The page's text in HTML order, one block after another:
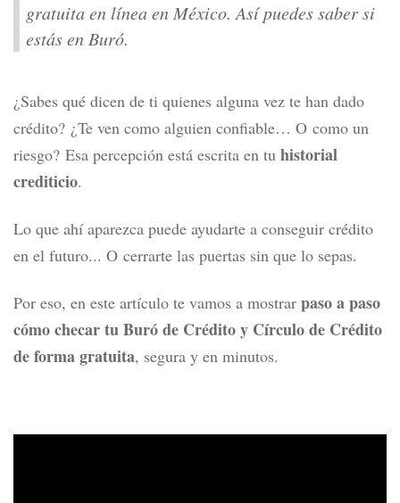
gratuita en línea en México. Así puedes saber si
estás en Buró.
¿Sabes qué dicen de ti quienes alguna vez te han dado
crédito? ¿Te ven como alguien confiable… O como un
riesgo? Esa percepción está escrita en tu historial
crediticio.
Lo que ahí aparezca puede ayudarte a conseguir crédito
en el futuro... O cerrarte las puertas sin que lo sepas.
Por eso, en este artículo te vamos a mostrar paso a paso
cómo checar tu Buró de Crédito y Círculo de Crédito
de forma gratuita, segura y en minutos.